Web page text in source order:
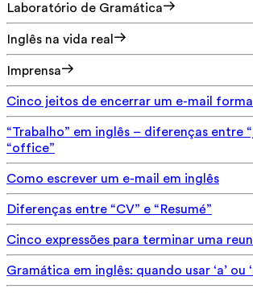
Laboratório de Gramática
Inglês na vida real
Imprensa
Cinco jeitos de encerrar um e-mail
“Trabalho” em inglês – diferenças entre
“office”
Como escrever um e-mail em inglês
Diferenças entre “CV” e “Resumé”
Cinco expressões para terminar uma
Gramática em inglês: quando usar ‘a’ ou